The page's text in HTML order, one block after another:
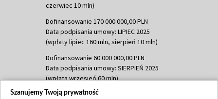
czerwiec 10 mln)
Dofinansowanie 170 000 000,00 PLN
Data podpisania umowy: LIPIEC 2025
(wpłaty lipiec 160 mln, sierpień 10 mln)
Dofinansowanie 60 000 000,00 PLN
Data podpisania umowy: SIERPIEŃ 2025
(wpłata wrzesień 60 mln)
Dofinansowanie 635 783 051,21 PLN
Szanujemy Twoją prywatność